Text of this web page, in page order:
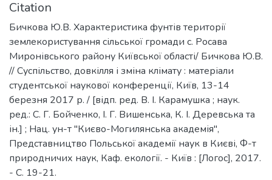
Citation
Бичкова Ю.В. Характеристика фунтів території
землекористування сільської громади с. Росава
Миронівського району Київської області/ Бичкова Ю.В.
// Суспільство, довкілля і зміна клімату : матеріали
студентської наукової конференції, Київ, 13-14
березня 2017 р. / [відп. ред. В. І. Карамушка ; наук.
ред.: С. Г. Бойченко, І. Г. Вишенська, К. І. Деревська та
ін.] ; Нац. ун-т "Києво-Могилянська академія",
Представництво Польської академії наук в Києві, Ф-т
природничих наук, Каф. екології. - Київ : [Логос], 2017.
- С. 19-21.